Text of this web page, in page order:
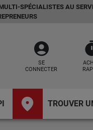
SPÉCIALISTES AU
account_circle
SE
CONNECTER
place TROUVER